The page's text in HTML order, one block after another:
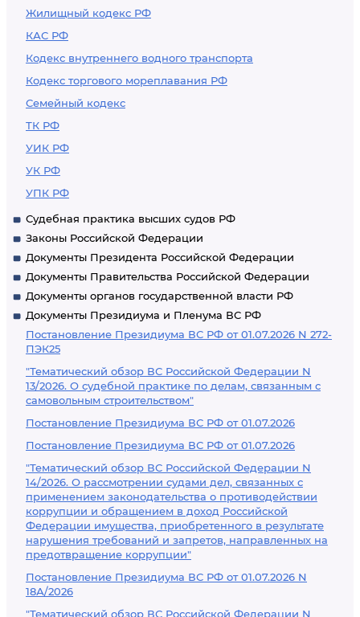
Жилищный кодекс РФ
КАС РФ
Кодекс внутреннего водного транспорта
Кодекс торгового мореплавания РФ
Семейный кодекс
ТК РФ
УИК РФ
УК РФ
УПК РФ
Судебная практика высших судов РФ
Законы Российской Федерации
Документы Президента Российской Федерации
Документы Правительства Российской Федерации
Документы органов государственной власти РФ
Документы Президиума и Пленума ВС РФ
Постановление Президиума ВС РФ от 01.07.2026 N 272-
ПЭК25
"Тематический обзор ВС Российской Федерации N
13/2026. О судебной практике по делам, связанным с
самовольным строительством"
Постановление Президиума ВС РФ от 01.07.2026
Постановление Президиума ВС РФ от 01.07.2026
"Тематический обзор ВС Российской Федерации N
14/2026. О рассмотрении судами дел, связанных с
применением законодательства о противодействии
коррупции и обращением в доход Российской
Федерации имущества, приобретенного в результате
нарушения требований и запретов, направленных на
предотвращение коррупции"
Постановление Президиума ВС РФ от 01.07.2026 N
18А/2026
"Тематический обзор ВС Российской Федерации N